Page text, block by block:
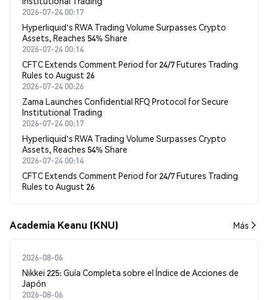
2026-07-24 00:17
Hyperliquid's RWA Trading Volume Surpasses Crypto
Assets, Reaches 54% Share
2026-07-24 00:14
CFTC Extends Comment Period for 24/7 Futures Trading
Rules to August 26
2026-07-24 00:26
Zama Launches Confidential RFQ Protocol for Secure
Institutional Trading
2026-07-24 00:17
Hyperliquid's RWA Trading Volume Surpasses Crypto
Assets, Reaches 54% Share
2026-07-24 00:14
CFTC Extends Comment Period for 24/7 Futures Trading
Rules to August 26
Academia Keanu (KNU) Más
2026-08-06
Nikkei 225: Guía Completa sobre el Índice de Acciones de
Japón
2026-08-06